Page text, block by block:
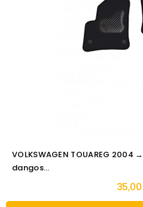
VOLKSWAGEN TOUAREG
dangos...